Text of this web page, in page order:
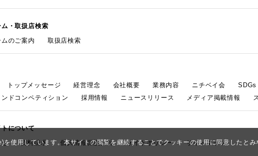
使用しています。本サイトの閲覧を継続することでクッキーの使用に同意したと
・取扱店検索
のご案内
取扱店検索
トップメッセージ 経営理念 会社概要 業務内容 ニチベイ会
SDGs
ドコンペティション
採用情報 ニュースリリース メディア掲載情報
について
せ
資料請求 個人情報保護方針 サイトポリシー サイトマップ